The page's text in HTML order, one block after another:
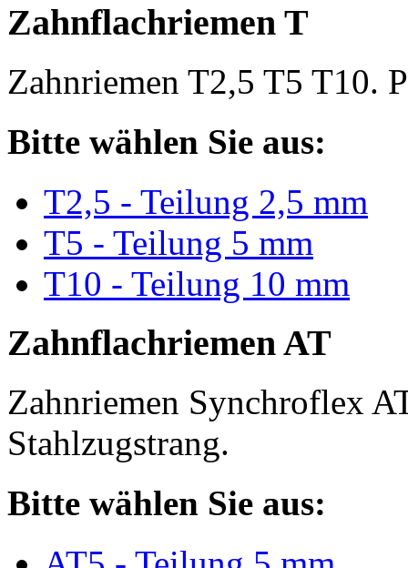
Zahnflachriemen T
Zahnriemen T2,5 T5 T10.
Bitte wählen Sie aus:
T2,5 - Teilung 2,5 mm
T5 - Teilung 5 mm
T10 - Teilung 10 mm
Zahnflachriemen AT
Zahnriemen Synchroflex
Stahlzugstrang.
Bitte wählen Sie aus: